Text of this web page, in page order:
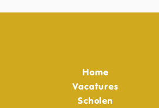
Home
Vacatures
Scholen